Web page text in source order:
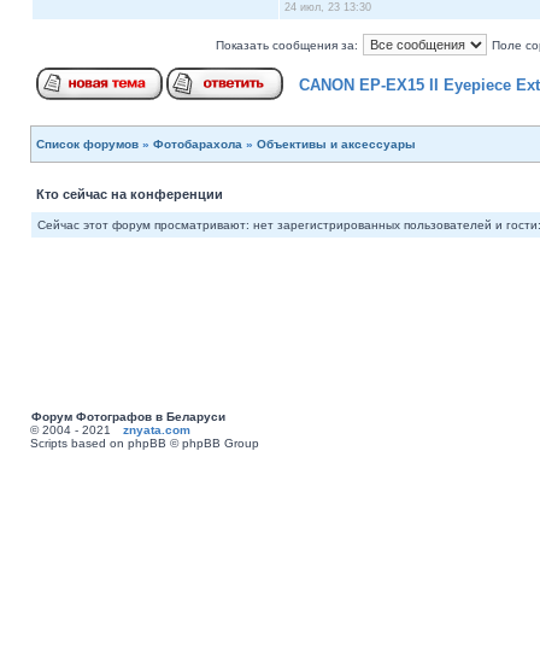
24 июл, 23 13:30
Показать сообщения за: Поле
CANON EP-EX15 II Eyepiece
Список форумов » Фотобарахола » Объективы и аксессуары
Кто сейчас на конференции
Сейчас этот форум просматривают: нет зарегистрированных пользователей и
Форум Фотографов в Беларуси
© 2004 - 2021 znyata.com
Scripts based on phpBB © phpBB Group